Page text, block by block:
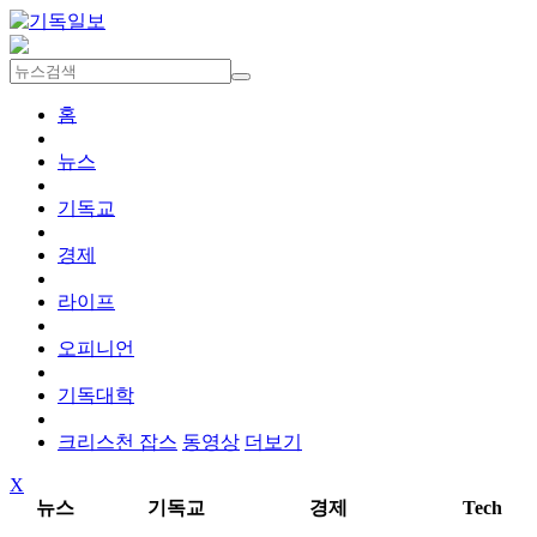
홈
뉴스
기독교
경제
라이프
오피니언
기독대학
크리스천 잡스 동영상 더보기
X
뉴스
기독교 경제 Tech